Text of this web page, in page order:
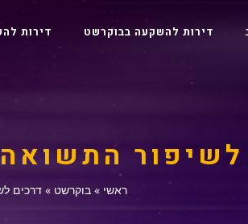
דירות להשקעה בבוקרשט דירות
לשיפור
ראשי » בוקרשט » דרכים